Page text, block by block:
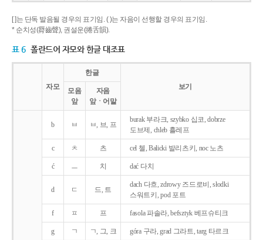
[ ]는 단독 발음될 경우의 표기임. ( )는 자음이 선행할 경우의 표기임.
* 순치성(脣齒聲), 권설운(捲舌韻).
표 6 폴란드어 자모와 한글 대조표
자모
한글
보기
모음
앞
자음
앞ㆍ어말
b ㅂ ㅂ, 브, 프
burak 부라크, szybko 십코, dobrze
도브제, chleb 흘레프
c ㅊ 츠 cel 첼, Balicki 발리츠키, noc 노츠
ć ㅡ 치 dać 다치
d ㄷ 드, 트
dach 다흐, zdrowy 즈드로비, słodki
스워트키, pod 포트
f ㅍ 프 fasola 파솔라, befsztyk 베프슈티크
g ㄱ ㄱ, 그, 크 góra 구라, grad 그라트, targ 타르크